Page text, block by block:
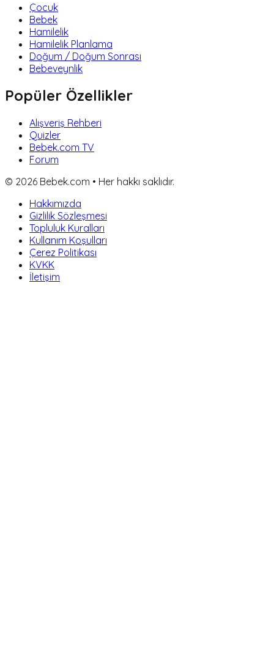
Çocuk
Bebek
Hamilelik
Hamilelik Planlama
Doğum / Doğum Sonrası
Bebeveynlik
Popüler Özellikler
Alışveriş Rehberi
Quizler
Bebek.com TV
Forum
© 2026 Bebek.com • Her hakkı saklıdır.
Hakkımızda
Gizlilik Sözleşmesi
Topluluk Kuralları
Kullanım Koşulları
Çerez Politikası
KVKK
İletişim